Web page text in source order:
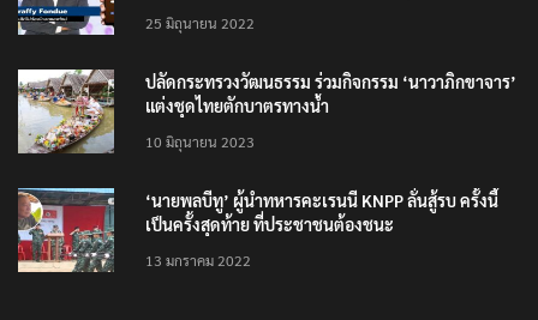
25 มิถุนายน 2022
ปลัดกระทรวงวัฒนธรรม ร่วมกิจกรรม ‘นาวาภิกขาจาร’
แต่งชุดไทยตักบาตรทางน้ำ
10 มิถุนายน 2023
‘นายพลบีทู’ ผู้นำทหารคะเรนนี KNPP ลั่นสู้รบ ครั้งนี้
เป็นครั้งสุดท้าย ที่ประชาชนต้องชนะ
13 มกราคม 2022